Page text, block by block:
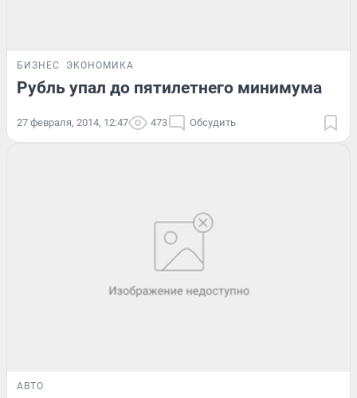
БИЗНЕС ЭКОНОМИКА
Рубль упал до пятилетнего минимума
27 февраля, 2014, 12:47 473 Обсудить
АВТО